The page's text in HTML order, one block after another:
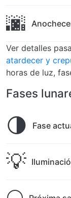
🌆
Ver detalles
atardecer y
horas de luz,
Fases
🌗 Fase
💡